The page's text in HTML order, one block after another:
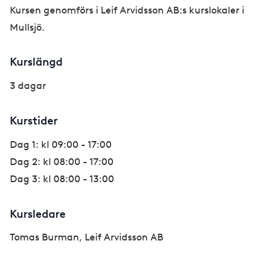
Kursen genomförs i Leif Arvidsson AB:s kurslokaler i
Mullsjö.
Kurslängd
3 dagar
Kurstider
Dag 1: kl 09:00 - 17:00
Dag 2: kl 08:00 - 17:00
Dag 3: kl 08:00 - 13:00
Kursledare
Tomas Burman, Leif Arvidsson AB